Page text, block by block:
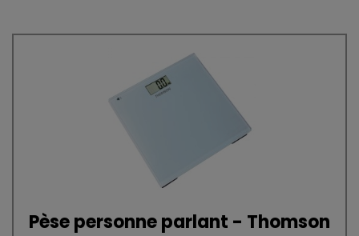
Pèse personne parlant - Thomson